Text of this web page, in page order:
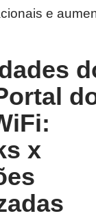
e
x